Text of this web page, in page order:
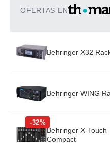
OFERTAS EN
Behringer X32
Behringer WING
-32%
Behringer X-Touch
Compact